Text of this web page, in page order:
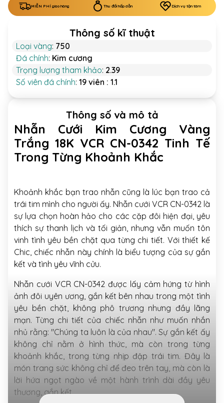
MIỄN PHÍ giao hàng Thu đổi hấp dẫn Dịch vụ tận tâm
Thông số kĩ thuật
Loại vàng: 750
Đá chính: Kim cương
Trọng lượng tham khảo: 2.39
Số viên đá chính: 19 viên : 1.1
Thông số và mô tả
Nhẫn Cưới Kim Cương Vàng
Trắng 18K VCR CN-0342 Tinh Tế
Trong Từng Khoảnh Khắc
Khoảnh khắc bạn trao nhẫn cũng là lúc bạn trao cả
trái tim mình cho người ấy. Nhẫn cưới VCR CN-0342 là
sự lựa chọn hoàn hảo cho các cặp đôi hiện đại, yêu
thích sự thanh lịch và tối giản, nhưng vẫn muốn tôn
vinh tình yêu bền chặt qua từng chi tiết. Với thiết kế
Chic, chiếc nhẫn này chính là biểu tượng của sự gắn
kết và tình yêu vĩnh cửu.
Nhẫn cưới VCR CN-0342 được lấy cảm hứng từ hình
ảnh đôi uyên ương, gắn kết bên nhau trong một tình
yêu bền chặt, không phô trương nhưng đầy lãng
mạn. Từng chi tiết của chiếc nhẫn như muốn nhắn
nhủ rằng: "Chúng ta luôn là của nhau". Sự gắn kết ấy
không chỉ nằm ở hình thức, mà còn trong từng
khoảnh khắc, trong từng nhịp đập trái tim. Đây là
món trang sức không chỉ để đeo trên tay, mà còn là
lời hứa ngọt ngào về một hành trình dài đầy yêu
thương, gắn kết.